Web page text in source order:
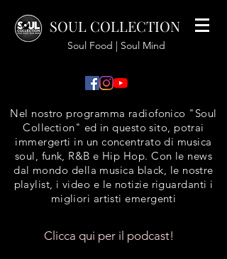
SOUL COLLECTION
Soul Food | Soul Mind
Nel nostro programma radiofonico "Soul
Collection" ed in questo sito, potrai
immergerti in un concentrato di musica
soul, funk, R&B e Hip Hop. Con le news
dal mondo della musica black, le nostre
playlist, i video e le notizie riguardanti i
migliori artisti emergenti
Clicca qui per il podcast!